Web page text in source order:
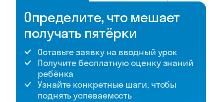
Определите, что мешает
получать пятёрки
Оставьте заявку на вводный урок
Получите бесплатную оценку знаний
ребёнка
Узнайте конкретные шаги, чтобы
поднять успеваемость